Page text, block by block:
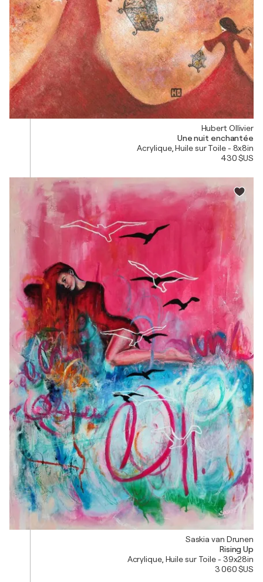
Hubert Ollivier
Une nuit enchantée
Acrylique, Huile sur Toile - 8x8in
430 $US
Saskia van Drunen
Rising Up
Acrylique, Huile sur Toile - 39x28in
3 060 $US